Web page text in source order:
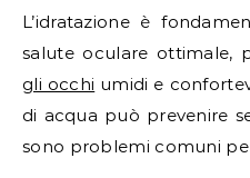
L’idratazione è
salute oculare ottimale,
gli occhi umidi e
di acqua può prevenire
sono problemi comuni